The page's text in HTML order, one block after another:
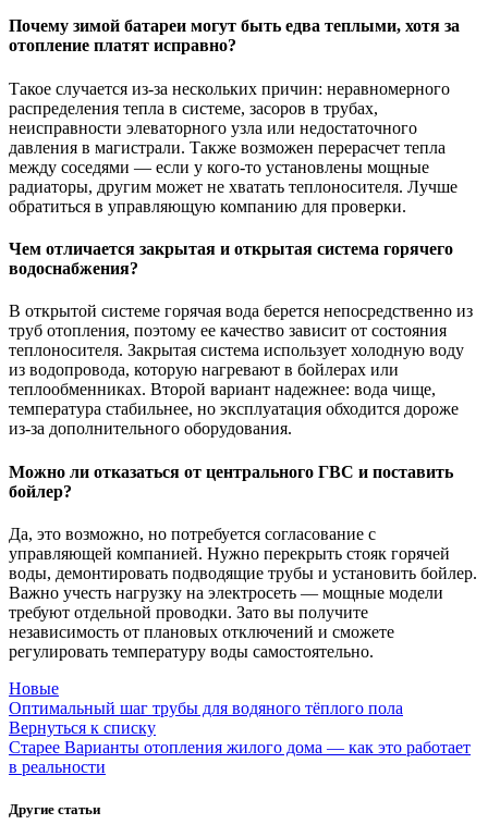
Почему зимой батареи могут быть едва теплыми, хотя за
отопление платят исправно?
Такое случается из-за нескольких причин: неравномерного
распределения тепла в системе, засоров в трубах,
неисправности элеваторного узла или недостаточного
давления в магистрали. Также возможен перерасчет тепла
между соседями — если у кого-то установлены мощные
радиаторы, другим может не хватать теплоносителя. Лучше
обратиться в управляющую компанию для проверки.
Чем отличается закрытая и открытая система горячего
водоснабжения?
В открытой системе горячая вода берется непосредственно из
труб отопления, поэтому ее качество зависит от состояния
теплоносителя. Закрытая система использует холодную воду
из водопровода, которую нагревают в бойлерах или
теплообменниках. Второй вариант надежнее: вода чище,
температура стабильнее, но эксплуатация обходится дороже
из-за дополнительного оборудования.
Можно ли отказаться от центрального ГВС и поставить
бойлер?
Да, это возможно, но потребуется согласование с
управляющей компанией. Нужно перекрыть стояк горячей
воды, демонтировать подводящие трубы и установить бойлер.
Важно учесть нагрузку на электросеть — мощные модели
требуют отдельной проводки. Зато вы получите
независимость от плановых отключений и сможете
регулировать температуру воды самостоятельно.
Новые
Оптимальный шаг трубы для водяного тёплого пола
Вернуться к списку
Старее Варианты отопления жилого дома — как это работает
в реальности
Другие статьи